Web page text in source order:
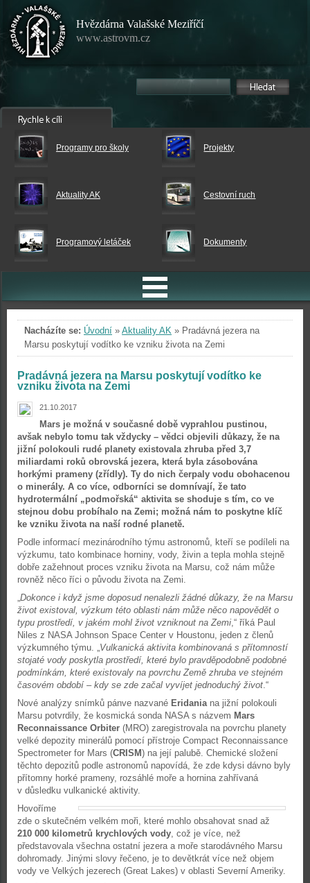
Hvězdárna Valašské Meziříčí
www.astrovm.cz
Programy pro školy Projekty
Aktuality AK Cestovní ruch
Programový letáček Dokumenty
Nacházíte se: Úvodní » Aktuality AK » Pradávná jezera na
Marsu poskytují vodítko ke vzniku života na Zemi
Pradávná jezera na Marsu poskytují vodítko ke
vzniku života na Zemi
21.10.2017
Mars je možná v současné době vyprahlou pustinou,
avšak nebylo tomu tak vždycky – vědci objevili důkazy, že na
jižní polokouli rudé planety existovala zhruba před 3,7
miliardami roků obrovská jezera, která byla zásobována
horkými prameny (zřídly). Ty do nich čerpaly vodu obohacenou
o minerály. A co více, odborníci se domnívají, že tato
hydrotermální „podmořská“ aktivita se shoduje s tím, co ve
stejnou dobu probíhalo na Zemi; možná nám to poskytne klíč
ke vzniku života na naší rodné planetě.
Podle informací mezinárodního týmu astronomů, kteří se podíleli na
výzkumu, tato kombinace horniny, vody, živin a tepla mohla stejně
dobře zažehnout proces vzniku života na Marsu, což nám může
rovněž něco říci o původu života na Zemi.
„Dokonce i když jsme doposud nenalezli žádné důkazy, že na Marsu
život existoval, výzkum této oblasti nám může něco napovědět o
typu prostředí, v jakém mohl život vzniknout na Zemi,“ říká Paul
Niles z NASA Johnson Space Center v Houstonu, jeden z členů
výzkumného týmu. „Vulkanická aktivita kombinovaná s přítomností
stojaté vody poskytla prostředí, které bylo pravděpodobně podobné
podmínkám, které existovaly na povrchu Země zhruba ve stejném
časovém období – kdy se zde začal vyvíjet jednoduchý život.“
Nové analýzy snímků pánve nazvané Eridaniana jižní polokouli
Marsu potvrdily, že kosmická sonda NASA s názvem Mars
Reconnaissance Orbiter (MRO) zaregistrovala na povrchu planety
velké depozity minerálů pomocí přístroje Compact Reconnaissance
Spectrometer for Mars (CRISM) na její palubě. Chemické složení
těchto depozitů podle astronomů napovídá, že zde kdysi dávno byly
přítomny horké prameny, rozsáhlé moře a hornina zahřívaná
v důsledku vulkanické aktivity.
Hovoříme
zde o skutečném velkém moři, které mohlo obsahovat snad až
210 000 kilometrů krychlových vody, což je více, než
představovala všechna ostatní jezera a moře starodávného Marsu
dohromady. Jinými slovy řečeno, je to devětkrát více než objem
vody ve Velkých jezerech (Great Lakes) v oblasti Severní Ameriky.